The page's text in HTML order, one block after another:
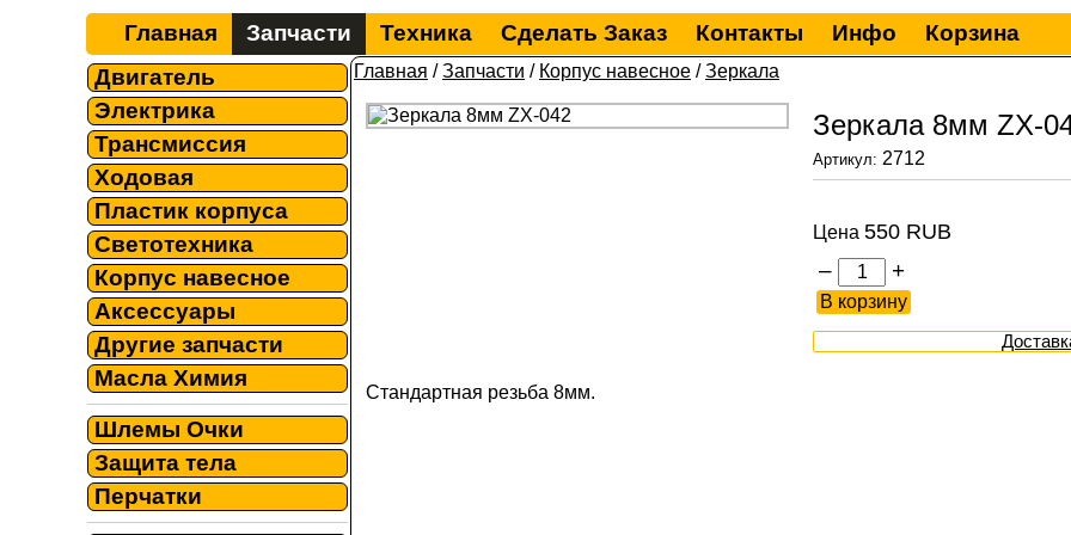
Главная Запчасти Техника Сделать Заказ Контакты Инфо
Корзина
Двигатель
Электрика
Трансмиссия
Ходовая
Пластик корпуса
Светотехника
Корпус навесное
Аксессуары
Другие запчасти
Масла Химия
Шлемы Очки
Защита тела
Перчатки
Главная /Запчасти / Корпус навесное /Зеркала
Зеркала 8мм ZX-
Артикул: 2712
Цена 550 RUB
– +
Стандартная резьба 8мм.